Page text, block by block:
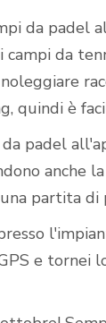
da padel
da
quindi è
padel
anche
partita di
e tornei